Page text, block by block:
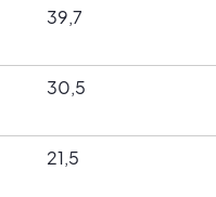
39,7
30,5
21,5